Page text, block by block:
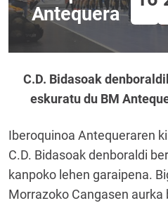
Antequera
C.D. Bidasoak
eskuratu du BM
Iberoquinoa Antequeraren
C.D. Bidasoak denboraldi
kanpoko lehen garaipena.
Morrazoko Cangasen